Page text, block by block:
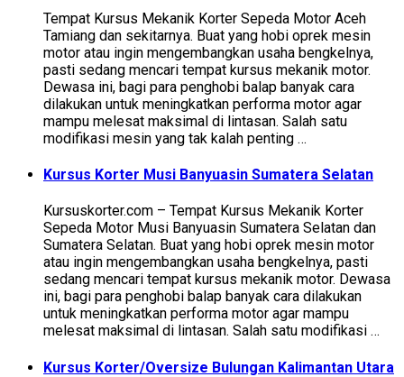
Tempat Kursus Mekanik Korter Sepeda Motor Aceh
Tamiang dan sekitarnya. Buat yang hobi oprek mesin
motor atau ingin mengembangkan usaha bengkelnya,
pasti sedang mencari tempat kursus mekanik motor.
Dewasa ini, bagi para penghobi balap banyak cara
dilakukan untuk meningkatkan performa motor agar
mampu melesat maksimal di lintasan. Salah satu
modifikasi mesin yang tak kalah penting …
Kursus Korter Musi Banyuasin Sumatera Selatan
Kursuskorter.com – Tempat Kursus Mekanik Korter
Sepeda Motor Musi Banyuasin Sumatera Selatan dan
Sumatera Selatan. Buat yang hobi oprek mesin motor
atau ingin mengembangkan usaha bengkelnya, pasti
sedang mencari tempat kursus mekanik motor. Dewasa
ini, bagi para penghobi balap banyak cara dilakukan
untuk meningkatkan performa motor agar mampu
melesat maksimal di lintasan. Salah satu modifikasi …
Kursus Korter/Oversize Bulungan Kalimantan Utara